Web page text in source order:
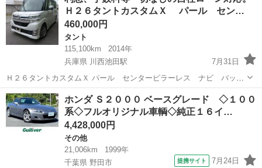
ップ車高調 ...
Ｈ２６タントカスタムＸ パール セン…
460,000円
タント
115,100km
2014年
兵庫県 川西池田駅
7月31日
Ｈ２６タントカスタムＸ パール センターピラーレス ナビ バック
カメラ 片面パワースライ ドドア 走行１１５１００キロ 検査２年
受け渡し。 車両価格 ４６００００円 すべて込み総支払額 ５５０
０００円にてお願い...
兵庫 川西市 川西池田駅
ホンダ Ｓ２０００ ベースグレード ◇１００
系◇フルオリジナル車輌◇純正１６イ…
4,428,000円
その他
21,006km
1999年
千葉県 野田市
提携サイト 7月24日